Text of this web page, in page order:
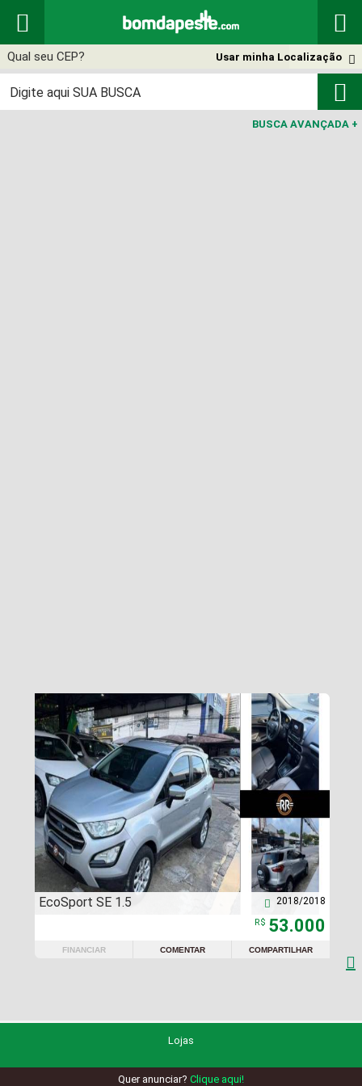
 

Usar minha Localização

BUSCA AVANÇADA +
EcoSport SE 1.5 2018/2018

R$ 53.000
FINANCIAR COMENTAR COMPARTILHAR

Lojas
Quer anunciar? Clique aqui!